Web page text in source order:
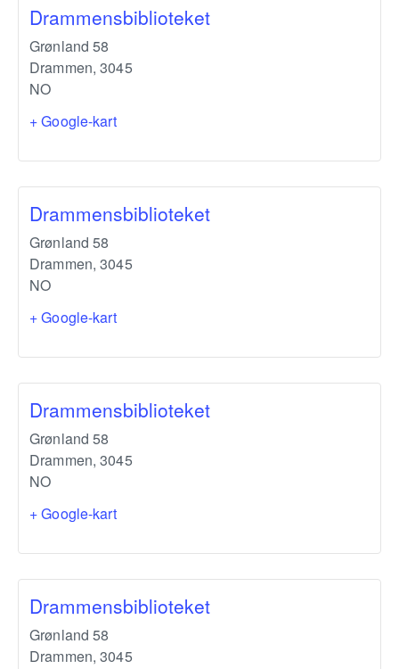
Drammensbiblioteket
Grønland 58
Drammen, 3045
NO
+ Google-kart
Drammensbiblioteket
Grønland 58
Drammen, 3045
NO
+ Google-kart
Drammensbiblioteket
Grønland 58
Drammen, 3045
NO
+ Google-kart
Drammensbiblioteket
Grønland 58
Drammen, 3045